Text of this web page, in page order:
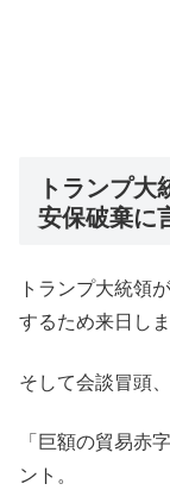
トランプ
安保破棄に
トランプ大統領
するため来日しま
そして会談冒頭
「巨額の貿易赤
ント。